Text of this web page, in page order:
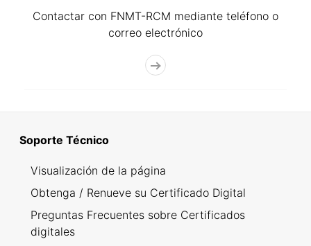
Contactar con FNMT-RCM mediante teléfono o
correo electrónico
Soporte Técnico
Visualización de la página
Obtenga / Renueve su Certificado Digital
Preguntas Frecuentes sobre Certificados
digitales